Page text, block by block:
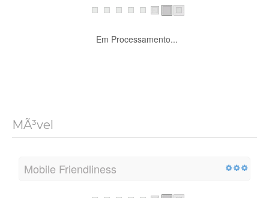
Em Processamento...
MÃ³vel
Mobile Friendliness